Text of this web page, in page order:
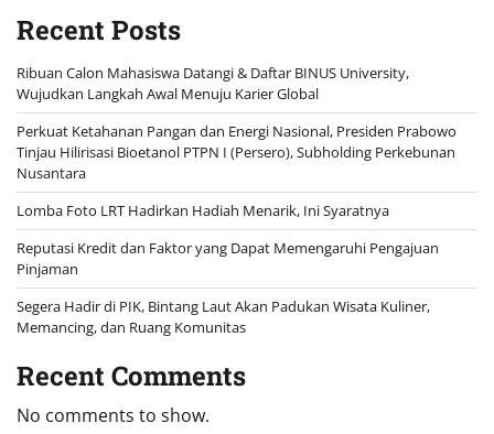
Recent Posts
Ribuan Calon Mahasiswa Datangi & Daftar BINUS University,
Wujudkan Langkah Awal Menuju Karier Global
Perkuat Ketahanan Pangan dan Energi Nasional, Presiden Prabowo
Tinjau Hilirisasi Bioetanol PTPN I (Persero), Subholding Perkebunan
Nusantara
Lomba Foto LRT Hadirkan Hadiah Menarik, Ini Syaratnya
Reputasi Kredit dan Faktor yang Dapat Memengaruhi Pengajuan
Pinjaman
Segera Hadir di PIK, Bintang Laut Akan Padukan Wisata Kuliner,
Memancing, dan Ruang Komunitas
Recent Comments
No comments to show.